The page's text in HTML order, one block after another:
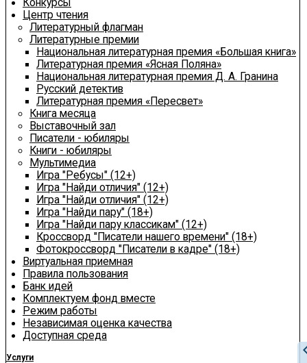
Конкурсы
Центр чтения
Литературный флагман
Литературные премии
Национальная литературная премия «Большая книга»
Литературная премия «Ясная Поляна»
Национальная литературная премия Д. А. Гранина
Русский детектив
Литературная премия «Пересвет»
Книга месяца
Выставочный зал
Писатели - юбиляры
Книги - юбиляры
Мультимедиа
Игра "Ребусы" (12+)
Игра "Найди отличия" (12+)
Игра "Найди отличия" (12+)
Игра "Найди пару" (18+)
Игра "Найди пару классикам" (12+)
Кроссворд "Писатели нашего времени" (18+)
Фотокроссворд "Писатели в кадре" (18+)
Виртуальная приемная
Правила пользования
Банк идей
Комплектуем фонд вместе
Режим работы
Независимая оценка качества
Доступная среда
Услуги